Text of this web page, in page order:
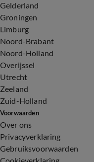
Gelderland
Groningen
Limburg
Noord-Brabant
Noord-Holland
Overijssel
Utrecht
Zeeland
Zuid-Holland
Voorwaarden
Over ons
Privacyverklaring
Gebruiksvoorwaarden